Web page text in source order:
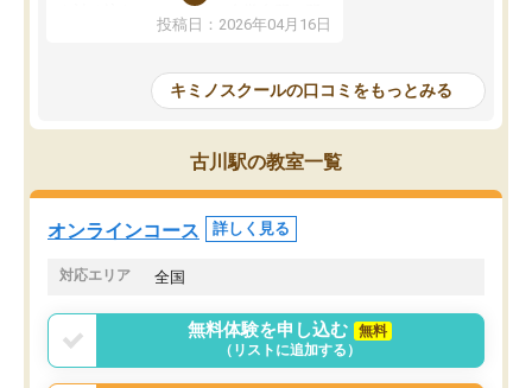
を詰め込むのではなく、自学自習の習
慣が身につくよう並走してくれるの
はなくなりました。
講師の方との距離も近く、親身なコー
チングのおかげで、停滞期もモチベー
ションを維持できました。「やらされ
る勉強」から「目標のための勉強」へ
意識が変わったことが、目標校への合
投稿日：2026年04月16日
の仕方をコーチングして
ルなので、家での学習習
身につきました。結果と
た。自分から学ぶ姿勢を
キミノスクールの口コミをもっとみる
古川駅の教室一覧
オンラインコース 詳しく見る
対応エリア 全国
無料体験を申し込む
無料
（リストに追加する）